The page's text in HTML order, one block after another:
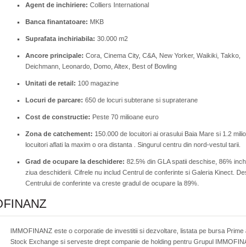
Agent de inchiriere: Colliers International
Banca finantatoare: MKB
Suprafata inchiriabila: 30.000 m2
Ancore principale: Cora, Cinema City, C&A, New Yorker, Waikiki, Takko,
Deichmann, Leonardo, Domo, Altex, Best of Bowling
Unitati de retail: 100 magazine
Locuri de parcare: 650 de locuri subterane si supraterane
Cost de constructie: Peste 70 milioane euro
Zona de catchement: 150.000 de locuitori ai orasului Baia Mare si 1.2
locuitori aflati la maxim o ora distanta . Singurul centru din nord-vestul tarii.
Grad de ocupare la deschidere: 82.5% din GLA spatii deschise, 86%
ziua deschiderii. Cifrele nu includ Centrul de conferinte si Galeria Kinect.
Centrului de conferinte va creste gradul de ocupare la 89%.
IMMOFINANZ este o corporatie de investitii si dezvoltare, listata pe bursa Prime
Stock Exchange si serveste drept companie de holding pentru Grupul